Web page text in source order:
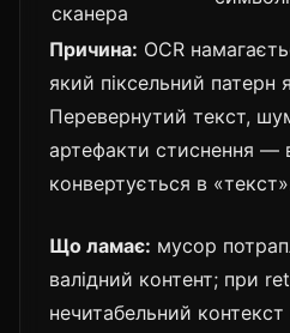
сканера
Причина: OCR
який піксельний патерн
Перевернутий текст,
артефакти стиснення —
конвертується в
Що ламає: мусор
валідний контент; при
нечитабельний